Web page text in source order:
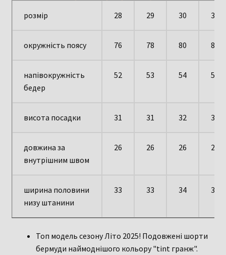
розмір 28 29 30 31
окружність поясу 76 78 80 82
напівокружність
бедер
52 53 54 56
висота посадки 31 31 32 32
довжина за
внутрішним швом
26 26 26 26
ширина половини
низу штанини
33 33 34 35
Топ модель сезону Літо 2025! Подовжені шорти
бермуди наймоднішого кольору "tint гранж".